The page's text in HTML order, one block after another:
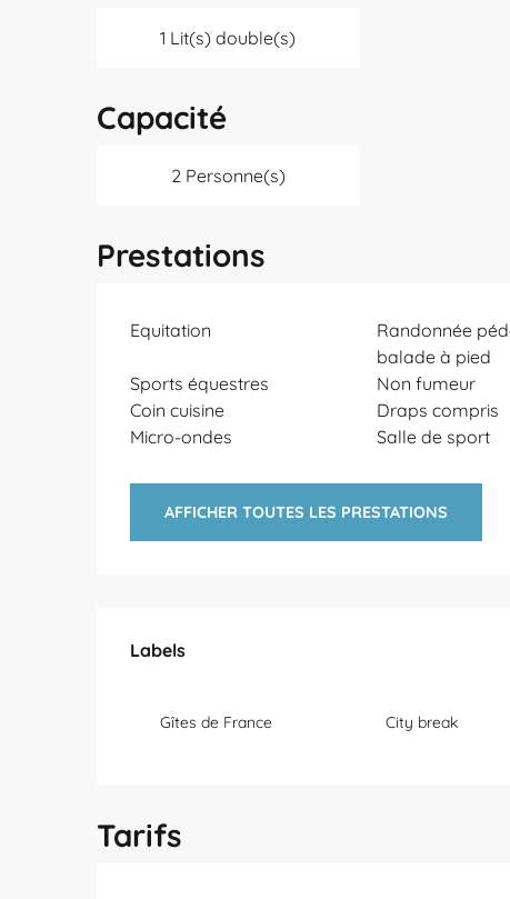
1 Lit(s) double(s)
Capacité
2 Personne(s)
Prestations
Equitation
Randonnée
balade à pied
Sports équestres Non fumeur
Coin cuisine
Draps compris
Micro-ondes
Salle de sport
AFFICHER TOUTES LES PRESTATIONS
Labels
Labels
Gîtes de France City break
Tarifs